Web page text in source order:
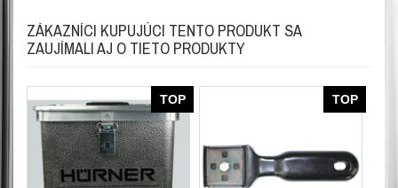
ZÁKAZNÍCI KUPUJÚCI TENTO PRODUKT SA
ZAUJÍMALI AJ O TIETO PRODUKTY
TOP TOP